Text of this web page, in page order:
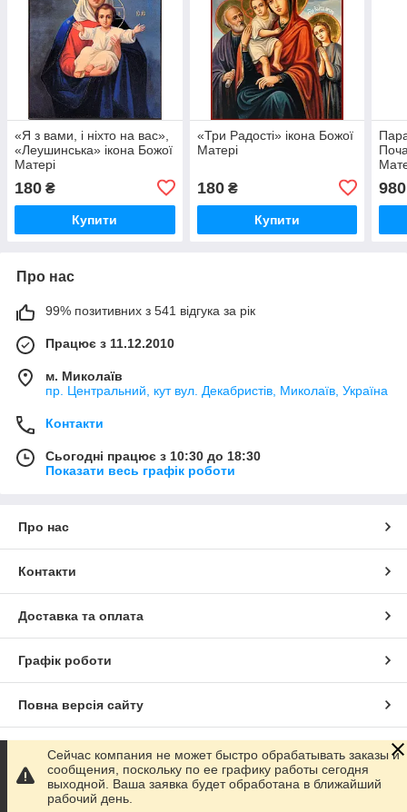
«Я з вами, і ніхто на вас»,
«Леушинська» ікона Божої
Матері
180 ₴
Купити
«Три Радості» ікона Божої
Матері
180₴
Купити
980
Про нас
99% позитивних з 541 відгука за рік
Працює з 11.12.2010
м. Миколаїв
пр. Центральний, кут вул. Декабристів, Миколаїв, Україна
Контакти
Сьогодні працює з 10:30 до 18:30
Показати весь графік роботи
Про нас
Контакти
Доставка та оплата
Графік роботи
Повна версія сайту
Сайт створено на маркетплейсі Prom.ua
Політика конфіденційності
Сейчас компания не может быстро обрабатывать заказы и
сообщения, поскольку по ее графику работы сегодня
выходной. Ваша заявка будет обработана в ближайший
рабочий день.